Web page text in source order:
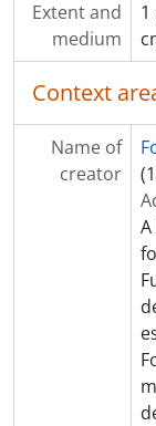
Extent and
medium
1
Context
Name of
creator